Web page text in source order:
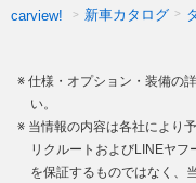
carview! 新車カタログ
仕様・オプション・装備の
い。
当情報の内容は各社により
リクルートおよびLINEヤ
を保証するものではなく、